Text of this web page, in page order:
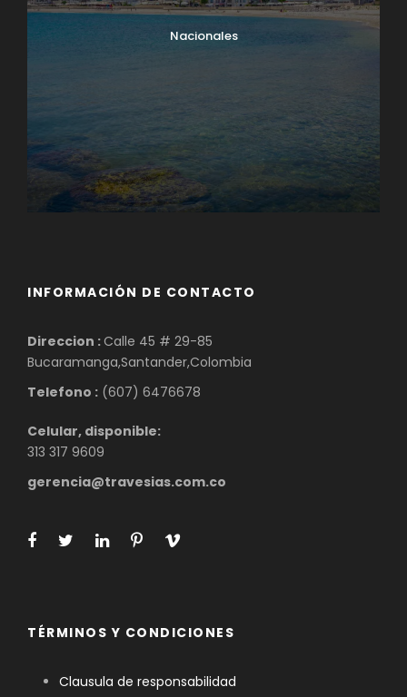
Nacionales
INFORMACIÓN DE CONTACTO
Direccion :Calle 45 # 29-85
Bucaramanga,Santander,Colombia
Telefono : (607) 6476678
Celular, disponible:
313 317 9609
gerencia@travesias.com.co
TÉRMINOS Y CONDICIONES
Clausula de responsabilidad